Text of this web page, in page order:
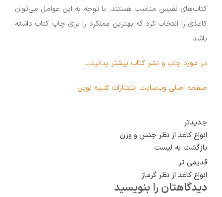
کتاب‌های نفیس مناسب هستند. با توجه به این عوامل می‌توان
کاغذی را انتخاب کرد که بهترین عملکرد را برای چاپ کتاب داشته
باشد.
در مورد چاپ و نشر کتاب بیشتر بدانید…
صفحه اصلی وب‌سایت انتشارات کتیبه نوین
جدیدتر
انواع کاغذ از نظر جنس و وزن
بازگشت به لیست
قدیمی تر
انواع کاغذ از نظر گرماژ
دیدگاهتان را بنویسید